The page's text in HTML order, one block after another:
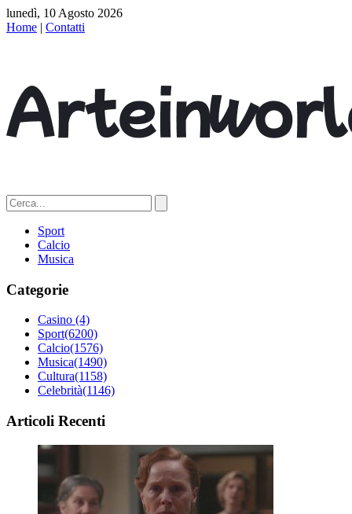
lunedì, 10 Agosto 2026
Home | Contatti
Sport
Calcio
Musica
Categorie
Casino (4)
Sport(6200)
Calcio(1576)
Musica(1490)
Cultura(1158)
Celebrità(1146)
Articoli Recenti